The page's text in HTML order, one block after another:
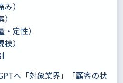
）
定性）
）
へ「対象業界」「顧客の状